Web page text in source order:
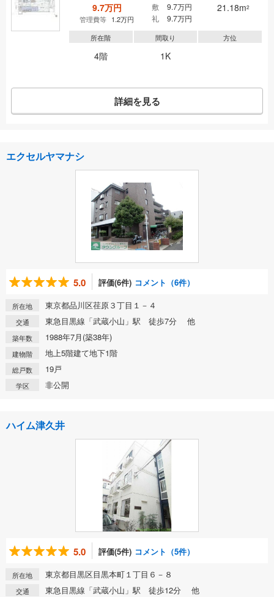
9.7万円
管理費等 1.2万円
敷
9.7万円
礼
9.7万円
21.18m2
所在階
4階
間取り
1K
方位
詳細を見る
エクセルヤマナシ
5.0 評価(6件) コメント（6件）
所在地 東京都品川区荏原３丁目１－４
交通 東急目黒線「武蔵小山」駅 徒歩7分 他
築年数 1988年7月(築38年)
建物階 地上5階建て地下1階
総戸数 19戸
学区 非公開
ハイム津久井
5.0 評価(5件) コメント（5件）
所在地 東京都目黒区目黒本町１丁目６－８
交通 東急目黒線「武蔵小山」駅 徒歩12分 他